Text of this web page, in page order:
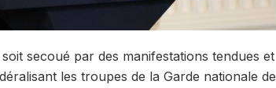
secoué par des manifestations tendues et
les troupes de la Garde nationale de